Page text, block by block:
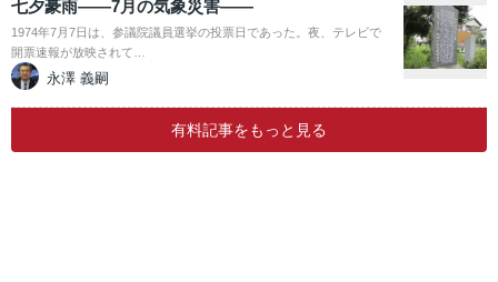
七夕豪雨――7月の気象災害――
1974年7月7日は、参議院議員選挙の投票日であった。夜、テレビで
開票速報が放映されて…
永澤 義嗣
有料記事をもっと見る